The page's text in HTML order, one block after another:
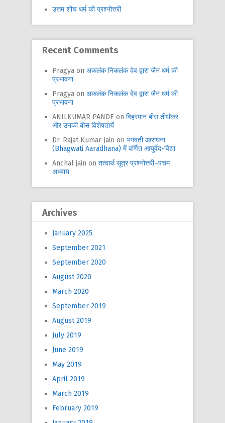
उत्तम शौच धर्म की प्रश्नोत्तरी
Recent Comments
Pragya on अकलंक निकलंक देव द्वारा जैन धर्म की
प्रभावना
Pragya on अकलंक निकलंक देव द्वारा जैन धर्म की
प्रभावना
ANILKUMAR PANDE on विहरमान बीस तीर्थंकर
और उनकी बीस विशेषतायें
Dr. Rajat Kumar Jain on भगवती आराधना
(Bhagwati Aaradhana) में वर्णित आयुर्वेद-विद्या
Anchal jain on तत्वार्थ सूत्र प्रश्नोत्तरी–पंचम
अध्याय
Archives
January 2025
September 2021
September 2020
August 2020
March 2020
September 2019
August 2019
July 2019
June 2019
May 2019
April 2019
March 2019
February 2019